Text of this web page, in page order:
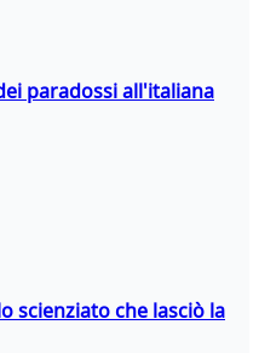
paradossi all'italiana
scienziato che lasciò la